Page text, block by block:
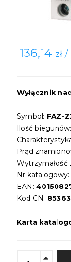
136,14 zł /
Wyłącznik
Symbol: FAZ-
Ilość biegunów:
Prąd
Wytrzymałość
Nr katalogowy:
EAN:
Kod CN:
Karta